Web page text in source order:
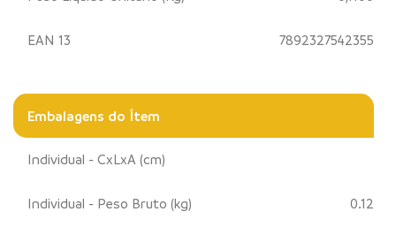
EAN 13 7892327542355
Embalagens do Ítem
Individual - CxLxA (cm)
Individual - Peso Bruto (kg) 0.12